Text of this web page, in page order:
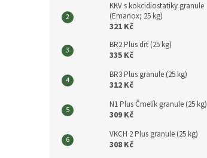
KKV s kokcidiostatiky granule
(Emanox; 25 kg)
321 Kč
BR2 Plus drť (25 kg)
335 Kč
BR3 Plus granule (25 kg)
312 Kč
N1 Plus Čmelík granule (25 kg)
309 Kč
VKCH 2 Plus granule (25 kg)
308 Kč